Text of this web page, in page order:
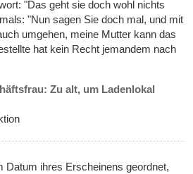
"Das geht sie doch wohl nichts
"Nun sagen Sie doch mal, und mit
umgehen, meine Mutter kann das
hat kein Recht jemandem nach
Zu alt, um Ladenlokal
Datum ihres Erscheinens geordnet,